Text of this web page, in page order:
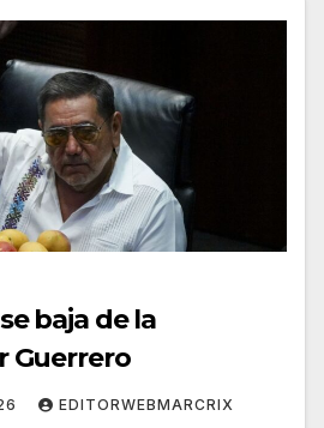
baja de la
Guerrero
EDITORWEBMARCRIX